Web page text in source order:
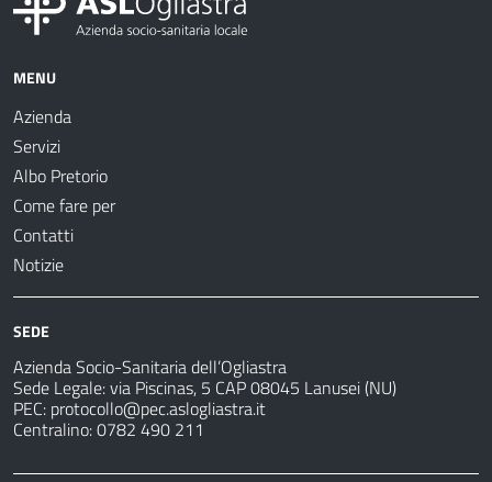
MENU
Azienda
Servizi
Albo Pretorio
Come fare per
Contatti
Notizie
SEDE
Azienda Socio-Sanitaria dell’Ogliastra
Sede Legale: via Piscinas, 5 CAP 08045 Lanusei (NU)
PEC: protocollo@pec.aslogliastra.it
Centralino: 0782 490 211